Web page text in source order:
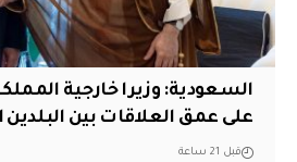
السعودية: وزيرا خارجية
على عمق العلاقات بين
قبل 21 ساعة